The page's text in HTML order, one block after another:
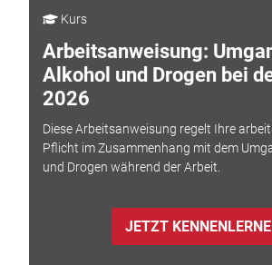
Kurs
Arbeitsanweisung:
Alkohol und Drogen bei
2026
Diese Arbeitsanweisung regelt Ihre
Pflicht im Zusammenhang mit dem
und Drogen während der Arbeit.
JETZT